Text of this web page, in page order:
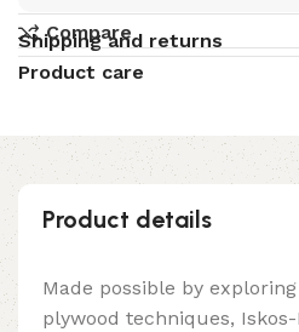
Compare
Shipping and returns
Product care
Product details
Made possible by
plywood techniques, Iskos-